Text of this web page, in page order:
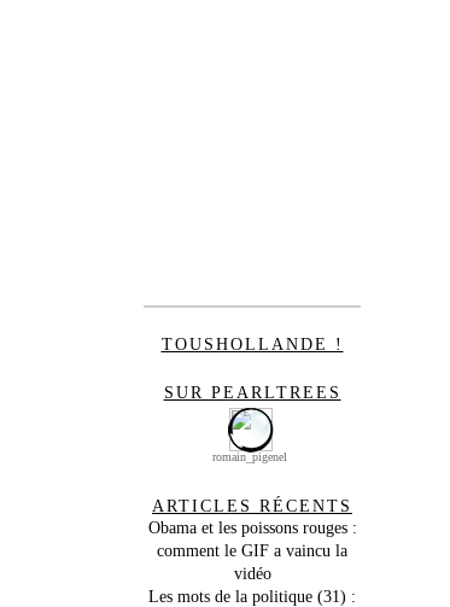
TOUSHOLLANDE !
SUR PEARLTREES
romain_pigenel
ARTICLES RÉCENTS
Obama et les poissons rouges :
comment le GIF a vaincu la
vidéo
Les mots de la politique (31) :